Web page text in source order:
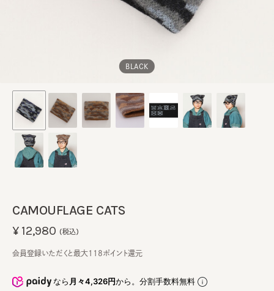
BLACK
CAMOUFLAGE CATS
なら月々4,326円から。分割手数料無料
¥12,980 (税込)
会員登録いただくと最大118ポイント還元